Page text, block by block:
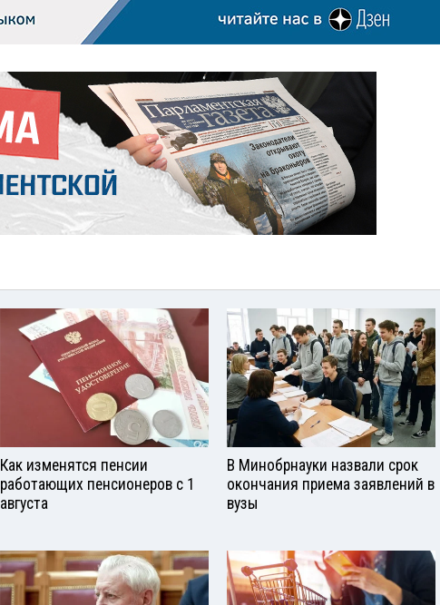
Как изменятся пенсии
работающих пенсионеров с 1
августа
В Минобрнауки назвали срок
окончания приема заявлений в
вузы